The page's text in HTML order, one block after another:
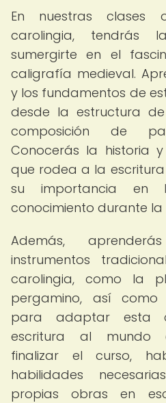
En nuestras clases
carolingia, tendrás
sumergirte en el
caligrafía medieval.
y los fundamentos de
desde la estructura
composición de
Conocerás la historia
que rodea a la
su importancia en
conocimiento durante la
Además,
instrumentos
carolingia, como la
pergamino, así como
para adaptar esta
escritura al mundo
finalizar el curso,
habilidades
propias obras en